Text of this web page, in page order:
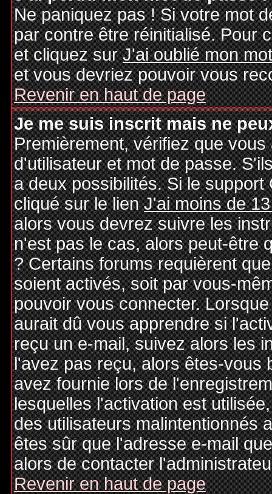
Ne paniquez pas ! Si votre mot
par contre être réinitialisé. Pour
et cliquez surJ'ai oublié mon
et vous devriez pouvoir vous
Revenir en haut de page
Je me suis inscrit mais ne
Premièrement, vérifiez que
d'utilisateur et mot de passe.
a deux possibilités. Si le
cliqué sur le lienJ'ai moins de
alors vous devrez suivre les
n'est pas le cas, alors peut-être
? Certains forums requièrent
soient activés, soit par vous-
pouvoir vous connecter.
aurait dû vous apprendre si
reçu un e-mail, suivez alors les
l'avez pas reçu, alors êtes-vous
avez fournie lors de
lesquelles l'activation est
des utilisateurs malintentionnés
êtes sûr que l'adresse e-mail
alors de contacter
Revenir en haut de page